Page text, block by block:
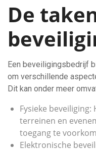
De
Een beveiligingsbedrijf
om verschillende
Dit kan onder meer
Fysieke
terreinen en
toegang te
Elektronische